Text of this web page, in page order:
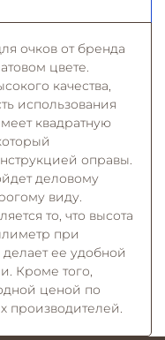
очков от бренда
цвете.
качества,
использования
квадратную
оправы.
деловому
виду.
то, что высота
при
ее удобной
Кроме того,
ценой по
производителей.